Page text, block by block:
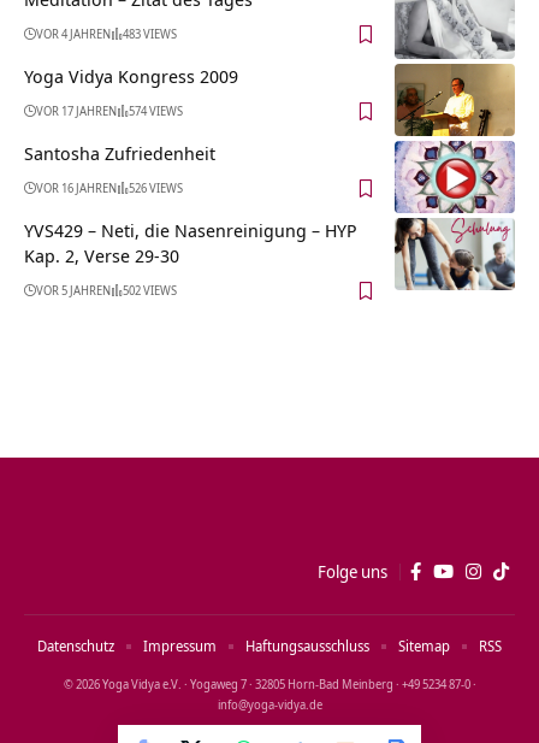
VOR 4 JAHREN 483 VIEWS
Yoga Vidya Kongress 2009
VOR 17 JAHREN 574 VIEWS
Santosha Zufriedenheit
VOR 16 JAHREN 526 VIEWS
YVS429 – Neti, die Nasenreinigung – HYP
Kap. 2, Verse 29-30
VOR 5 JAHREN 502 VIEWS
Folge uns
© 2026 Yoga Vidya e.V. · Yogaweg 7 · 32805 Horn‑Bad Meinberg · +49 5234 87‑0 ·
info@yoga‑vidya.de
Datenschutz Impressum Haftungsausschluss Sitemap RSS